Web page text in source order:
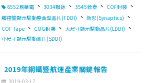
6552易華電 、 3034聯詠 、 3545敦泰 、 COF封裝 、
觸控暨顯示驅動整合型晶片(TDDI) 、 新思(Synaptics) 、
COF Tape 、 COG封裝 、 大尺寸顯示驅動晶片(LDDI) 、
小尺寸顯示驅動晶片(SDDI)
2019年鋼鐵暨航運產業關鍵報告
2019-03-17